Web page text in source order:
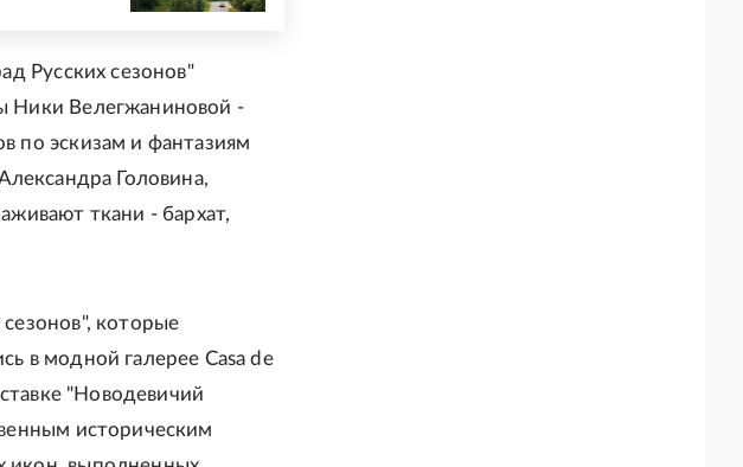
Русских сезонов"
Ники Велегжаниновой -
по эскизам и фантазиям
Головина,
ткани - бархат,
которые
в модной галерее Casa de
"Новодевичий
историческим